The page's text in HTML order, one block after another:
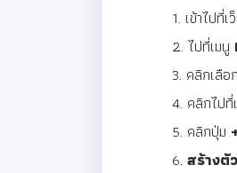
เข้าไปที่เ
ไปที่เมนู
คลิกเลือ
คลิกไป
คลิกปุ่ม
สร้างตั